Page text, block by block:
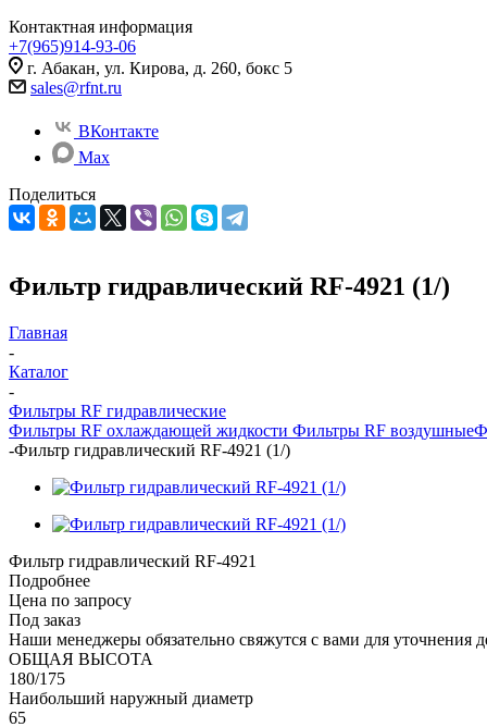
Контактная информация
+7(965)914-93-06
г. Абакан, ул. Кирова, д. 260, бокс 5
sales@rfnt.ru
ВКонтакте
Max
Поделиться
Фильтр гидравлический RF-4921 (1/)
Главная
-
Каталог
-
Фильтры RF гидравлические
Фильтры RF охлаждающей жидкости Фильтры RF воздушные
-Фильтр гидравлический RF-4921 (1/)
Фильтр гидравлический RF-4921
Подробнее
Цена по запросу
Под заказ
Наши менеджеры обязательно свяжутся с вами для уточнения
ОБЩАЯ ВЫСОТА
180/175
Наибольший наружный диаметр
65